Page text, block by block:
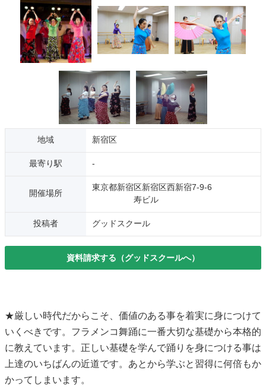
地域 新宿区
最寄り駅 -
開催場所
東京都新宿区新宿区西新宿7-9-6
寿ビル
投稿者 グッドスクール
資料請求する（グッドスクールへ）
★厳しい時代だからこそ、価値のある事を着実に身につけて
いくべきです。フラメンコ舞踊に一番大切な基礎から本格的
に教えています。正しい基礎を学んで踊りを身につける事は
上達のいちばんの近道です。あとから学ぶと習得に何倍もか
かってしまいます。